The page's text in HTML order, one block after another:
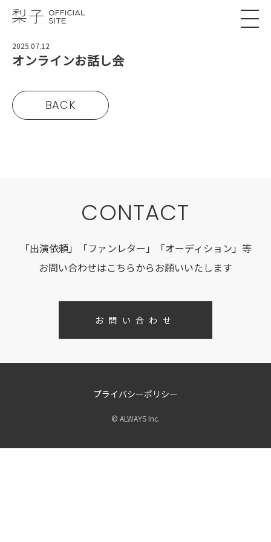
2025.07.12
オンラインお話し会
BACK
CONTACT
「出演依頼」「ファンレター」「オーディション」等
お問い合わせはこちらからお願いいたします
お問い合わせ
プライバシーポリシー
© ALWAYS Inc.